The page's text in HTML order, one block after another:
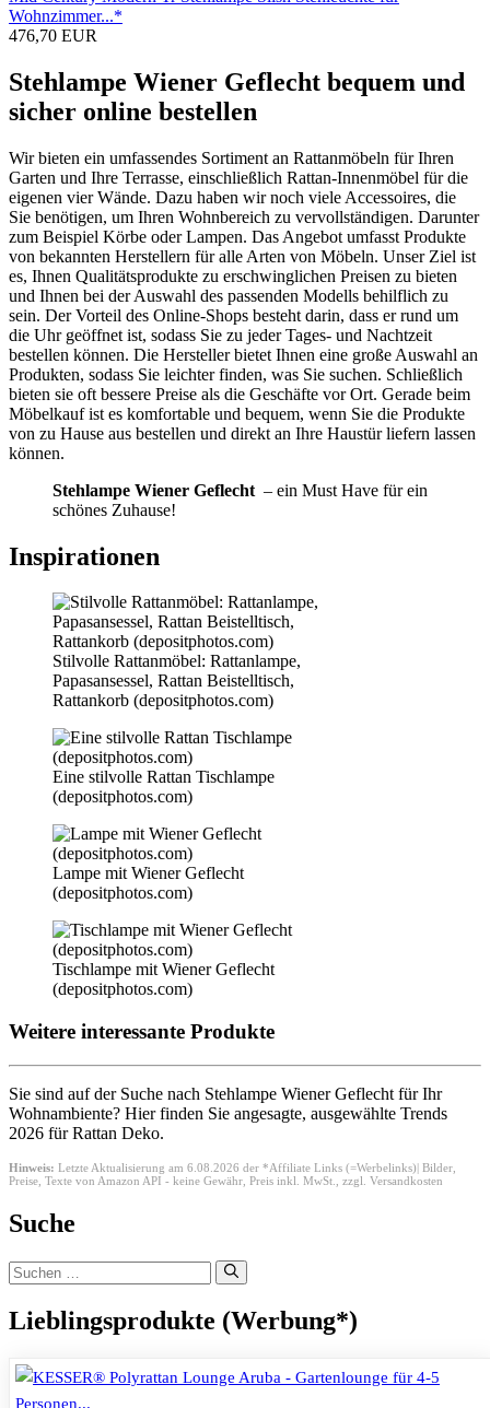
Wohnzimmer...*
476,70 EUR
Stehlampe Wiener Geflecht bequem und
sicher online bestellen
Wir bieten ein umfassendes Sortiment an Rattanmöbeln für Ihren
Garten und Ihre Terrasse, einschließlich Rattan-Innenmöbel für die
eigenen vier Wände. Dazu haben wir noch viele Accessoires, die
Sie benötigen, um Ihren Wohnbereich zu vervollständigen. Darunter
zum Beispiel Körbe oder Lampen. Das Angebot umfasst Produkte
von bekannten Herstellern für alle Arten von Möbeln. Unser Ziel ist
es, Ihnen Qualitätsprodukte zu erschwinglichen Preisen zu bieten
und Ihnen bei der Auswahl des passenden Modells behilflich zu
sein. Der Vorteil des Online-Shops besteht darin, dass er rund um
die Uhr geöffnet ist, sodass Sie zu jeder Tages- und Nachtzeit
bestellen können. Die Hersteller bietet Ihnen eine große Auswahl an
Produkten, sodass Sie leichter finden, was Sie suchen. Schließlich
bieten sie oft bessere Preise als die Geschäfte vor Ort. Gerade beim
Möbelkauf ist es komfortable und bequem, wenn Sie die Produkte
von zu Hause aus bestellen und direkt an Ihre Haustür liefern lassen
können.
Stehlampe Wiener Geflecht – ein Must Have für ein
schönes Zuhause!
Inspirationen
Stilvolle Rattanmöbel: Rattanlampe,
Papasansessel, Rattan Beistelltisch,
Rattankorb (depositphotos.com)
Eine stilvolle Rattan Tischlampe
(depositphotos.com)
Lampe mit Wiener Geflecht
(depositphotos.com)
Tischlampe mit Wiener Geflecht
(depositphotos.com)
Weitere interessante Produkte
Sie sind auf der Suche nach Stehlampe Wiener Geflecht für Ihr
Wohnambiente? Hier finden Sie angesagte, ausgewählte Trends
2026 für Rattan Deko.
Hinweis: Letzte Aktualisierung am 6.08.2026 der *Affiliate Links (=Werbelinks)| Bilder,
Preise, Texte von Amazon API - keine Gewähr, Preis inkl. MwSt., zzgl. Versandkosten
Suche
Suchen
nach:
Lieblingsprodukte (Werbung*)